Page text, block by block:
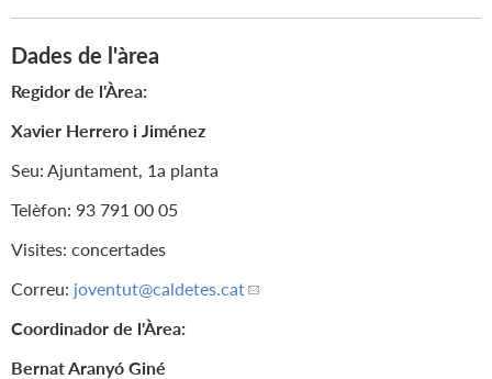
Dades de l'àrea
Regidor de l'Àrea:
Xavier Herrero i Jiménez
Seu: Ajuntament, 1a planta
Telèfon: 93 791 00 05
Visites: concertades
Correu: joventut@caldetes.cat
Coordinador de l'Àrea:
Bernat Aranyó Giné